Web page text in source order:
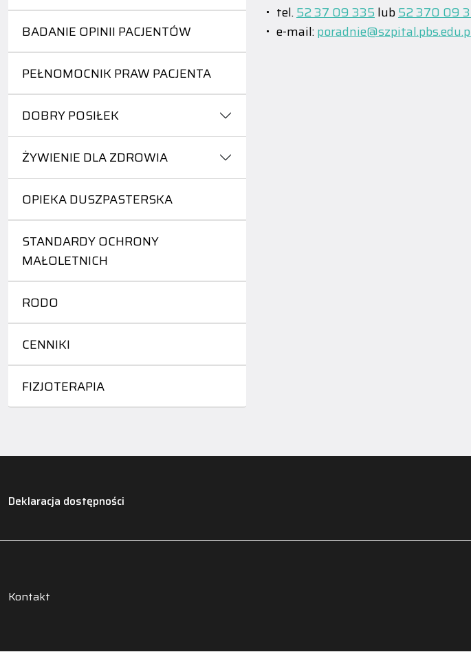
BADANIE OPINII PACJENTÓW
PEŁNOMOCNIK PRAW PACJENTA
DOBRY POSIŁEK
ŻYWIENIE DLA ZDROWIA
OPIEKA DUSZPASTERSKA
STANDARDY OCHRONY
MAŁOLETNICH
RODO
CENNIKI
FIZJOTERAPIA
tel.52 37 09 335lub52 370 09
e-mail:
Deklaracja dostępności
Kontakt